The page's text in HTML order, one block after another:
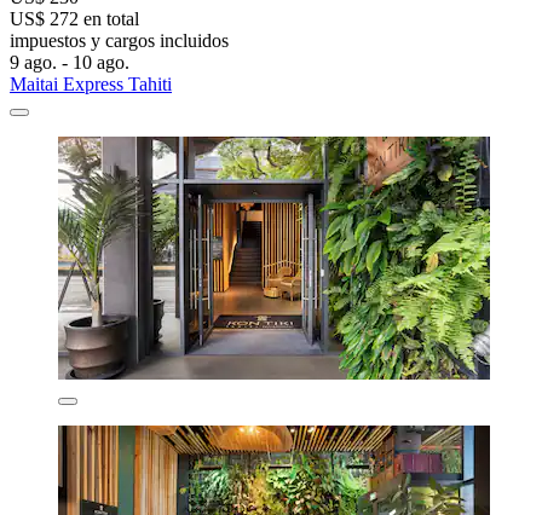
US$ 272 en total
impuestos y cargos incluidos
9 ago. - 10 ago.
Maitai Express Tahiti